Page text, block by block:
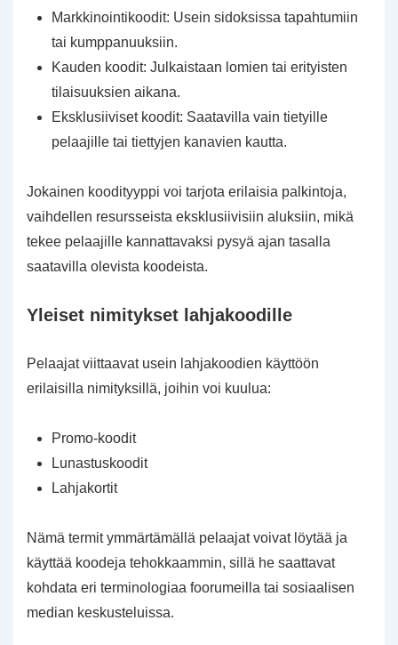
Markkinointikoodit: Usein sidoksissa tapahtumiin
tai kumppanuuksiin.
Kauden koodit: Julkaistaan lomien tai erityisten
tilaisuuksien aikana.
Eksklusiiviset koodit: Saatavilla vain tietyille
pelaajille tai tiettyjen kanavien kautta.
Jokainen koodityyppi voi tarjota erilaisia palkintoja,
vaihdellen resursseista eksklusiivisiin aluksiin, mikä
tekee pelaajille kannattavaksi pysyä ajan tasalla
saatavilla olevista koodeista.
Yleiset nimitykset lahjakoodille
Pelaajat viittaavat usein lahjakoodien käyttöön
erilaisilla nimityksillä, joihin voi kuulua:
Promo-koodit
Lunastuskoodit
Lahjakortit
Nämä termit ymmärtämällä pelaajat voivat löytää ja
käyttää koodeja tehokkaammin, sillä he saattavat
kohdata eri terminologiaa foorumeilla tai sosiaalisen
median keskusteluissa.